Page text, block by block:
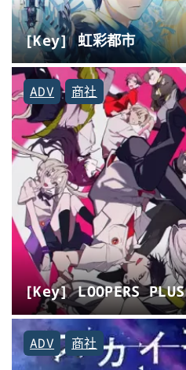
[Key] 虹彩都市
ADV 商社
[Key] LOOPERS PLUS
ADV 商社